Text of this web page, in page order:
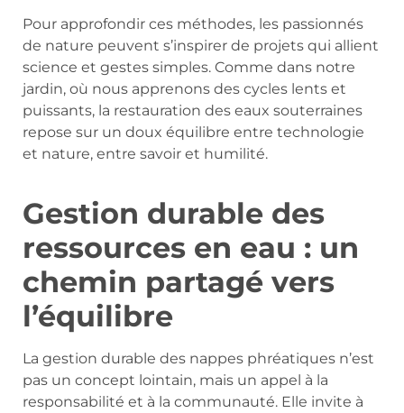
Pour approfondir ces méthodes, les passionnés
de nature peuvent s’inspirer de projets qui allient
science et gestes simples. Comme dans notre
jardin, où nous apprenons des cycles lents et
puissants, la restauration des eaux souterraines
repose sur un doux équilibre entre technologie
et nature, entre savoir et humilité.
Gestion durable des
ressources en eau : un
chemin partagé vers
l’équilibre
La gestion durable des nappes phréatiques n’est
pas un concept lointain, mais un appel à la
responsabilité et à la communauté. Elle invite à